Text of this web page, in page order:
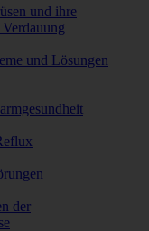
und ihre
und Lösungen
der